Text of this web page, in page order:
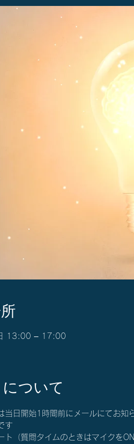
13:00 – 17:00
ついて
当日開始1時間前にメールにてお知
す
ト（質問タイムのときはマイクを